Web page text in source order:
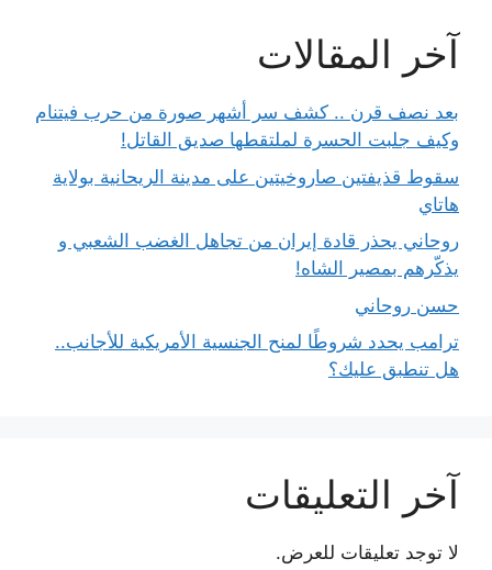
آخر المقالات
بعد نصف قرن .. كشف سر أشهر صورة من حرب فيتنام
وكيف جلبت الحسرة لملتقطها صديق القاتل!
سقوط قذيفتين صاروخيتين على مدينة الريحانية بولاية
هاتاي
روحاني يحذر قادة إيران من تجاهل الغضب الشعبي و
يذكّرهم بمصير الشاه!
حسن روحاني
ترامب يحدد شروطًا لمنح الجنسية الأمريكية للأجانب..
هل تنطبق عليك؟
آخر التعليقات
لا توجد تعليقات للعرض.